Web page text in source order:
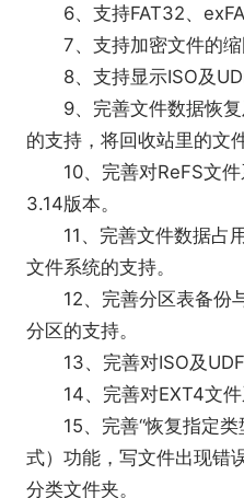
6、支持FAT32、
7、支持加密文件的缩
8、支持显示ISO及
9、完善文件数据恢复
的支持，将回收站里的文
10、完善对ReFS文件
3.14版本。
11、完善文件数据占用
文件系统的支持。
12、完善分区表备份
分区的支持。
13、完善对ISO及UDF
14、完善对EXT4文件
15、完善“恢复指定类
式）功能，写文件出现错
分类文件夹。